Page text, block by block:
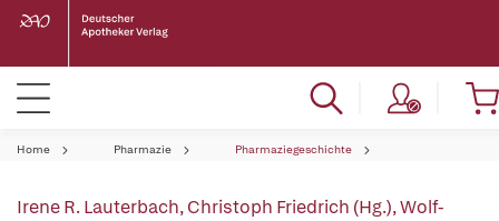
Home Pharmazie Pharmaziegeschichte
Irene R. Lauterbach,Christoph Friedrich (Hg.),Wolf-